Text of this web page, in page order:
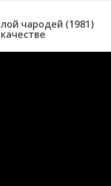
чародей (1981)